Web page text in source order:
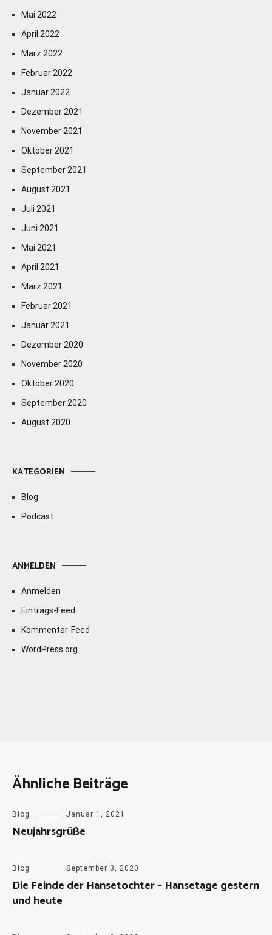
Mai 2022
April 2022
März 2022
Februar 2022
Januar 2022
Dezember 2021
November 2021
Oktober 2021
September 2021
August 2021
Juli 2021
Juni 2021
Mai 2021
April 2021
März 2021
Februar 2021
Januar 2021
Dezember 2020
November 2020
Oktober 2020
September 2020
August 2020
KATEGORIEN
Blog
Podcast
ANMELDEN
Anmelden
Eintrags-Feed
Kommentar-Feed
WordPress.org
Ähnliche Beiträge
Blog Januar 1, 2021
Neujahrsgrüße
Blog September 3, 2020
Die Feinde der Hansetochter – Hansetage gestern
und heute